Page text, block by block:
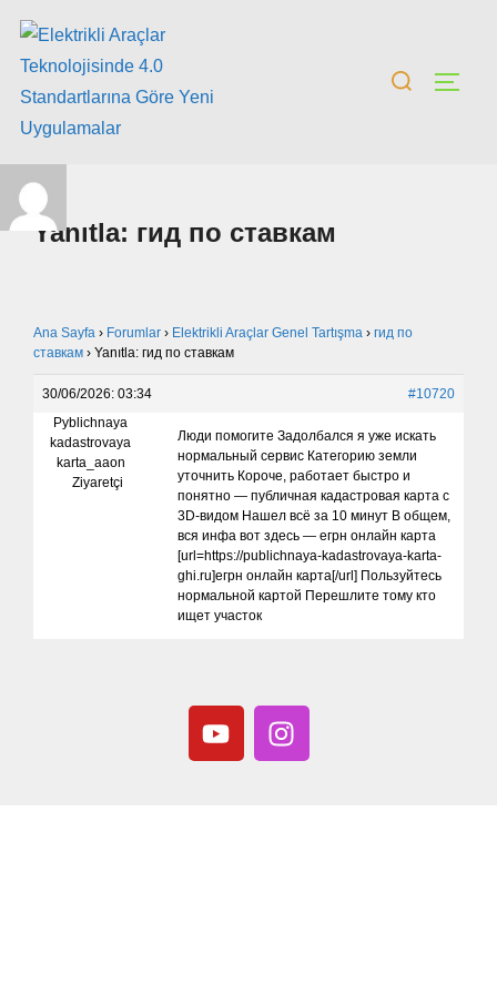
Yanıtla: гид по ставкам
Ana Sayfa › Forumlar › Elektrikli Araçlar Genel Tartışma › гид по
ставкам › Yanıtla: гид по ставкам
30/06/2026: 03:34
#10720
Pyblichnaya
kadastrovaya
karta_aaon
Ziyaretçi
Люди помогите Задолбался я уже искать
нормальный сервис Категорию земли
уточнить Короче, работает быстро и
понятно — публичная кадастровая карта с
3D-видом Нашел всё за 10 минут В общем,
вся инфа вот здесь — егрн онлайн карта
[url=https://publichnaya-kadastrovaya-karta-
ghi.ru]егрн онлайн карта[/url] Пользуйтесь
нормальной картой Перешлите тому кто
ищет участок